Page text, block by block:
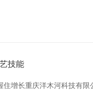
技能
住增长重庆洋木河科技有